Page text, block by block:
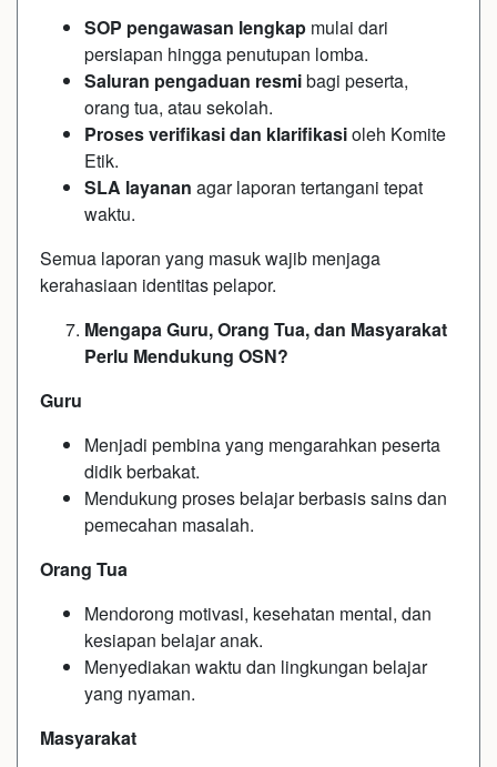
SOP pengawasan lengkap mulai dari
persiapan hingga penutupan lomba.
Saluran pengaduan resmibagi peserta,
orang tua, atau sekolah.
Proses verifikasi dan klarifikasioleh Komite
Etik.
SLA layanan agar laporan tertangani tepat
waktu.
Semua laporan yang masuk wajib menjaga
kerahasiaan identitas pelapor.
Mengapa Guru, Orang Tua, dan Masyarakat
Perlu Mendukung OSN?
Guru
Menjadi pembina yang mengarahkan peserta
didik berbakat.
Mendukung proses belajar berbasis sains dan
pemecahan masalah.
Orang Tua
Mendorong motivasi, kesehatan mental, dan
kesiapan belajar anak.
Menyediakan waktu dan lingkungan belajar
yang nyaman.
Masyarakat